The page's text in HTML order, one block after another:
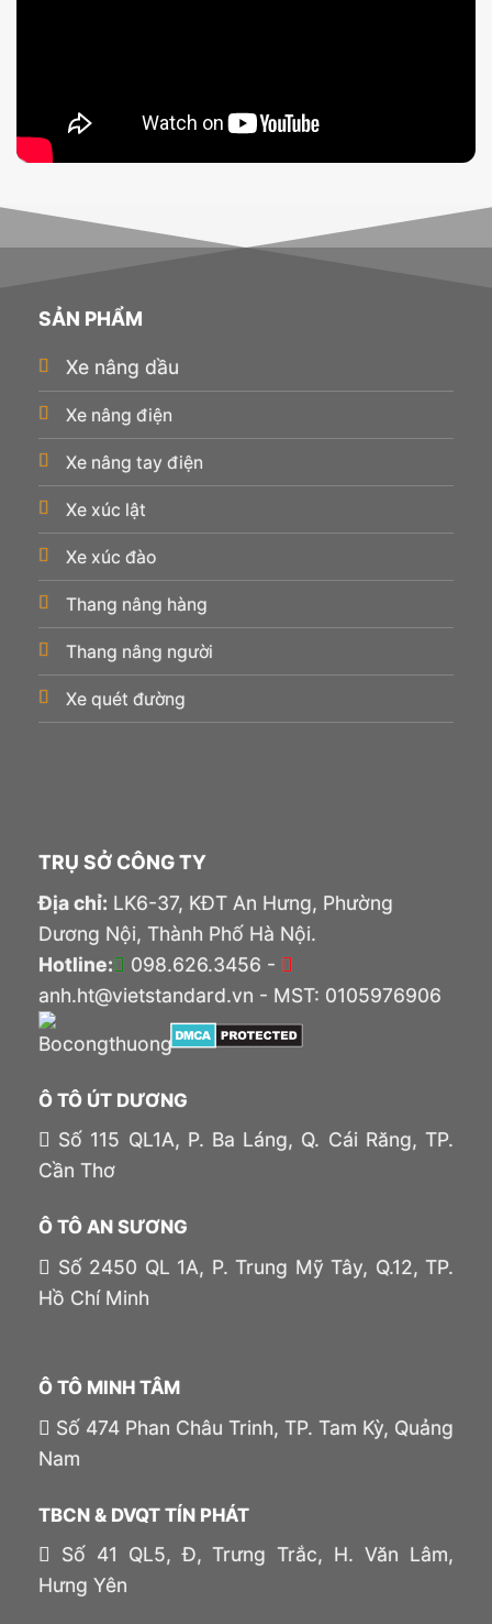
SẢN PHẨM
Xe nâng dầu
Xe nâng điện
Xe nâng tay điện
Xe xúc lật
Xe xúc đào
Thang nâng hàng
Thang nâng người
Xe quét đường
TRỤ SỞ CÔNG TY
Địa chỉ: LK6-37, KĐT An Hưng, Phường
Dương Nội, Thành Phố Hà Nội.
Hotline:
098.626.3456 -
anh.ht@vietstandard.vn - MST: 0105976906
Ô TÔ ÚT DƯƠNG
Số 115 QL1A, P. Ba Láng, Q. Cái Răng, TP.
Cần Thơ
Ô TÔ AN SƯƠNG
Số 2450 QL 1A, P. Trung Mỹ Tây, Q.12, TP.
Hồ Chí Minh
Ô TÔ MINH TÂM
Số 474 Phan Châu Trinh, TP. Tam Kỳ, Quảng
Nam
TBCN & DVQT TÍN PHÁT
Số 41 QL5, Đ, Trưng Trắc, H. Văn Lâm,
Hưng Yên